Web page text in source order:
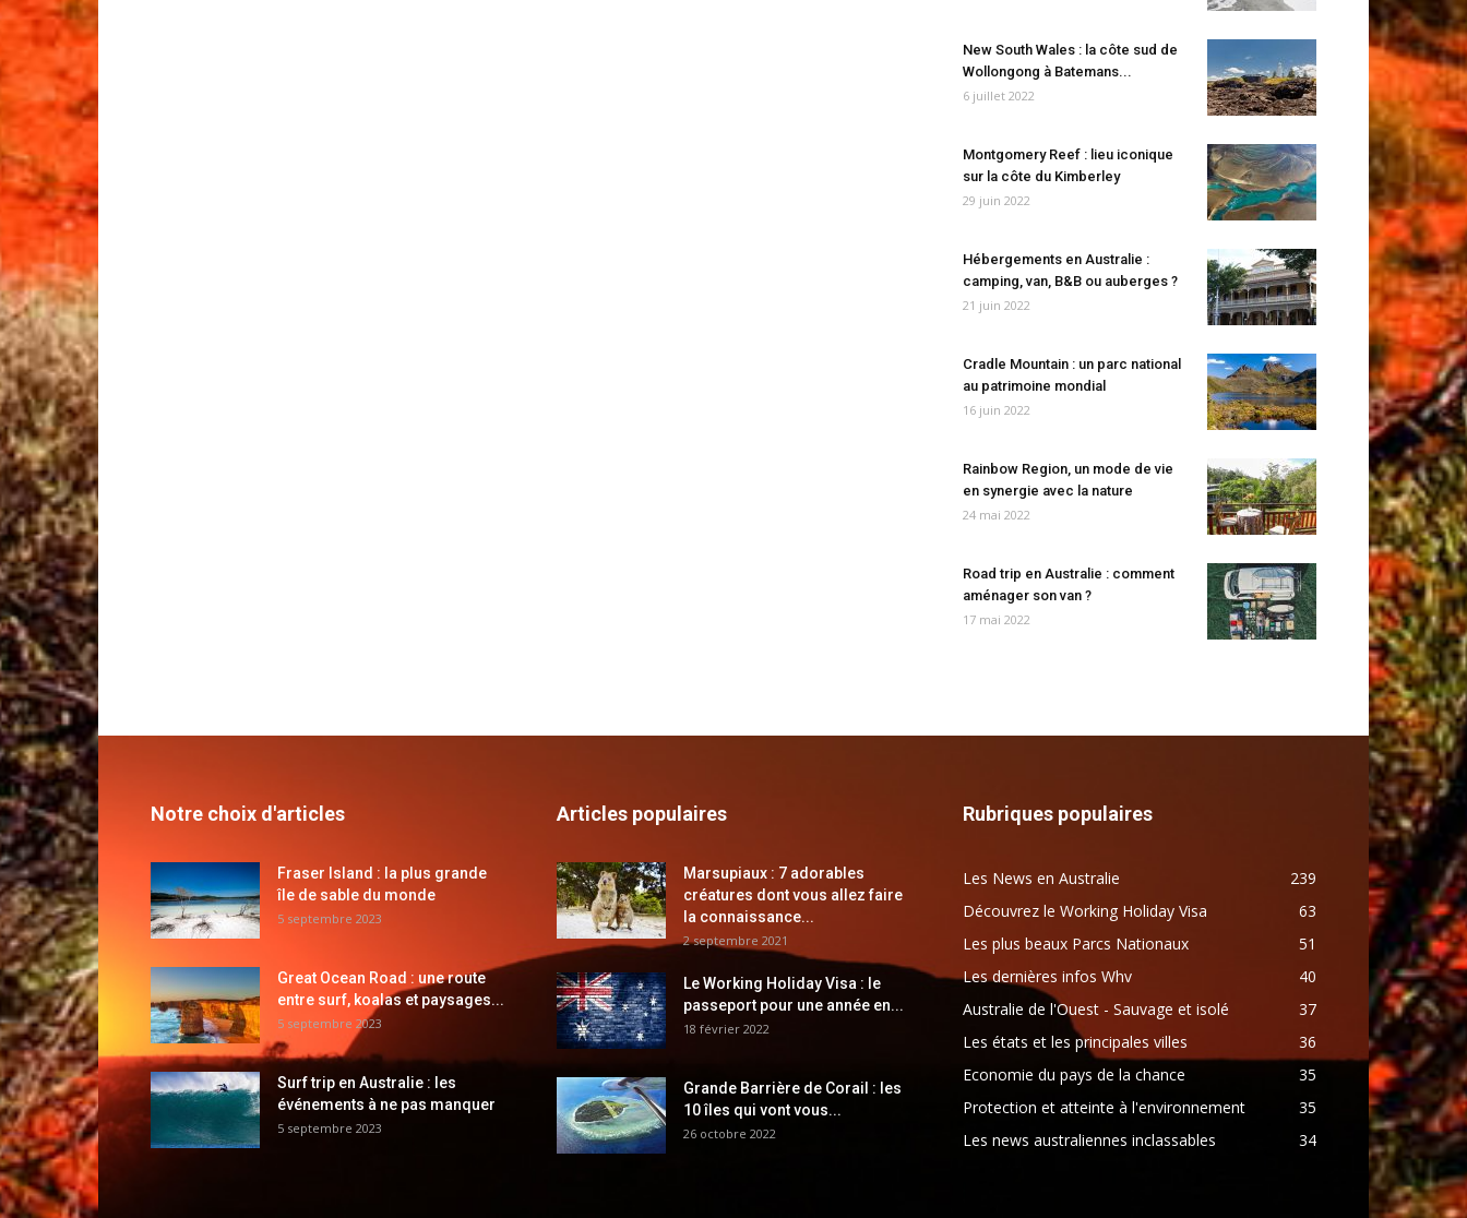
New South Wales : la côte sud de
Wollongong à Batemans...
6 juillet 2022
Montgomery Reef : lieu iconique
sur la côte du Kimberley
29 juin 2022
Hébergements en Australie :
camping, van, B&B ou auberges ?
21 juin 2022
Cradle Mountain : un parc national
au patrimoine mondial
16 juin 2022
Rainbow Region, un mode de vie
en synergie avec la nature
24 mai 2022
Road trip en Australie : comment
aménager son van ?
17 mai 2022
Notre choix d'articles
Fraser Island : la plus grande
île de sable du monde
5 septembre 2023
Great Ocean Road : une route
entre surf, koalas et paysages...
5 septembre 2023
Surf trip en Australie : les
événements à ne pas manquer
5 septembre 2023
Articles populaires
Marsupiaux : 7 adorables
créatures dont vous allez faire
la connaissance...
2 septembre 2021
Le Working Holiday Visa : le
passeport pour une année en...
18 février 2022
Grande Barrière de Corail : les
10 îles qui vont vous...
26 octobre 2022
Rubriques populaires
Les News en Australie
239
Découvrez le Working Holiday Visa
63
Les plus beaux Parcs Nationaux
51
Les dernières infos Whv
40
Australie de l'Ouest - Sauvage et isolé
37
Les états et les principales villes
36
Economie du pays de la chance
35
Protection et atteinte à l'environnement
35
Les news australiennes inclassables
34